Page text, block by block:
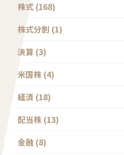
株式 (168)
株式分割 (1)
決算 (3)
米国株 (4)
経済 (18)
配当株 (13)
金融 (8)